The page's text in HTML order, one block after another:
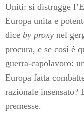
Uniti: si distrugge
Europa unita e
dice by proxy nel
procura, e se così è
guerra-capolavoro:
Europa fatta
razionale insensato?
premesse.